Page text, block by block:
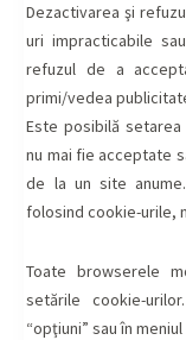
Dezactivarea şi
uri impracticabile
refuzul de a
primi/vedea
Este posibilă
nu mai fie acceptate
de la un site
folosind cookie-urile,
Toate browserele
setările cookie-
“opţiuni” sau în